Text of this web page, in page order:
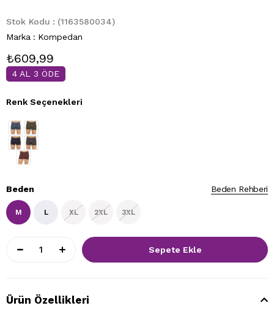
Stok Kodu
(1163580034)
Marka : Kompedan
₺609,99
4 AL 3 ÖDE
Renk Seçenekleri
Beden Rehberi
Beden
M L XL 2XL 3XL
Ürün Özellikleri